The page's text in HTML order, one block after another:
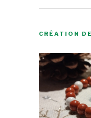
CRÉATION